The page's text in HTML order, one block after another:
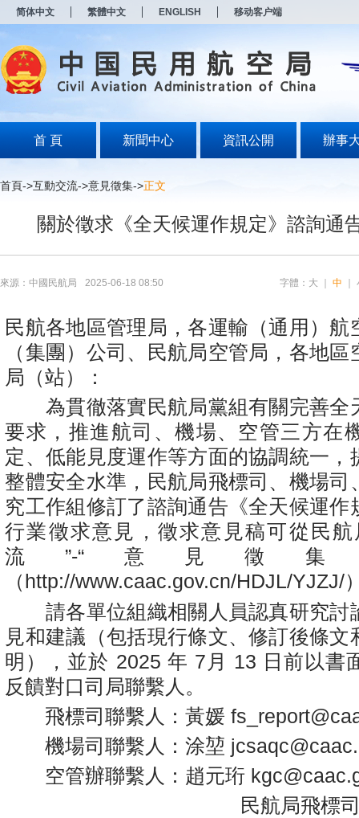
简体中文 繁體中文 ENGLISH 移动客户端
首 頁 新聞中心 資訊公開 辦事
首頁->互動交流->意見徵集->正文
關於徵求《全天候運作規定》諮詢通
來源：中國民航局 2025-06-18 08:50 字體： 大 中
民航各地區管理局，各運輸（通用）航
（集團）公司、民航局空管局，各地
局（站）：
為貫徹落實民航局黨組有關完善全
要求，推進航司、機場、空管三方在
定、低能見度運作等方面的協調統一，
整體安全水準，民航局飛標司、機場司
究工作組修訂了諮詢通告《全天候運作
行業徵求意見，徵求意見稿可從民航
流”-“意見徵
（http://www.caac.gov.cn/HDJL/YJZJ/
請各單位組織相關人員認真研究討
見和建議（包括現行條文、修訂後條文
明），並於 2025 年 7月 13 日前以書
反饋對口司局聯繫人。
飛標司聯繫人：黃媛
機場司聯繫人：涂堃
空管辦聯繫人：趙元珩
民航局飛標司
打
开
无
障
说
按
Alt
开
模
式